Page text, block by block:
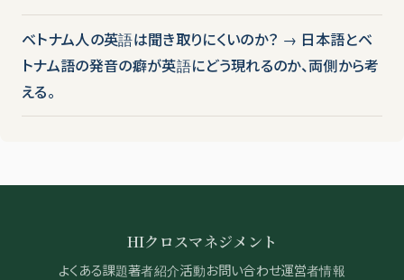
ベトナム人の英語は聞き取りにくいのか？ → 日本語とベ
トナム語の発音の癖が英語にどう現れるのか、両側から考
える。
HIクロスマネジメント
よくある課題著者紹介活動お問い合わせ運営者情報